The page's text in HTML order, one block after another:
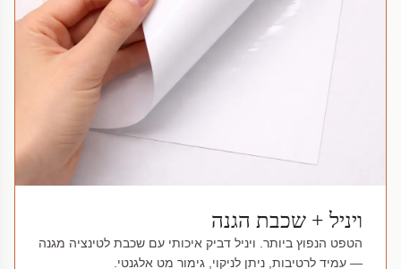
ויניל + שכבת הגנה
הטפט הנפוץ ביותר. ויניל דביק איכותי עם שכבת לטינציה מגנה
— עמיד לרטיבות, ניתן לניקוי, גימור מט אלגנטי.